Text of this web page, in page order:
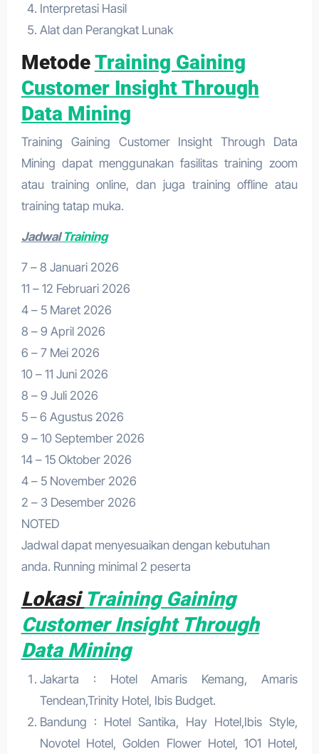
Interpretasi Hasil
Alat dan Perangkat Lunak
MetodeTraining Gaining
Customer Insight Through
Data Mining
Training Gaining Customer Insight Through Data
Mining dapat menggunakan fasilitas training zoom
atau training online, dan juga training offline atau
training tatap muka.
JadwalTraining
7 – 8 Januari 2026
11 – 12 Februari 2026
4 – 5 Maret 2026
8 – 9 April 2026
6 – 7 Mei 2026
10 – 11 Juni 2026
8 – 9 Juli 2026
5 – 6 Agustus 2026
9 – 10 September 2026
14 – 15 Oktober 2026
4 – 5 November 2026
2 – 3 Desember 2026
NOTED
Jadwal dapat menyesuaikan dengan kebutuhan
anda. Running minimal 2 peserta
Lokasi Training Gaining
Customer Insight Through
Data Mining
Jakarta : Hotel Amaris Kemang, Amaris
Tendean,Trinity Hotel, Ibis Budget.
Bandung : Hotel Santika, Hay Hotel,Ibis Style,
Novotel Hotel, Golden Flower Hotel, 1O1 Hotel,